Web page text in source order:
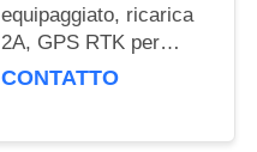
equipaggiato, ricarica
2A, GPS RTK per
rilievi e mappatura del
CONTATTO